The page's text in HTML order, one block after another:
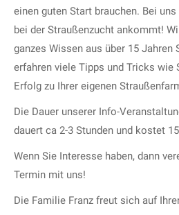
einen guten Start brauchen. Bei
bei der Straußenzucht ankommt!
ganzes Wissen aus über 15 Jahren
erfahren viele Tipps und Tricks
Erfolg zu Ihrer eigenen
Die Dauer unserer Info-
dauert ca 2-3 Stunden und kostet
Wenn Sie Interesse haben, dann
Termin mit uns!
Die Familie Franz freut sich auf